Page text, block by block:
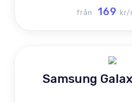
från 169 kr/
Samsung